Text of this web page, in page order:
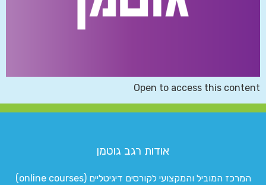
Open to access this content
אודות רגב גוטמן
המרכז המוביל והמקצועי לקורסים דיגיטליים (online courses)